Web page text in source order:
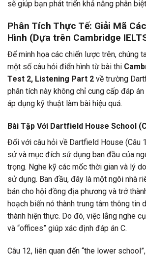
sẽ giúp bạn phát triển khả năng phân
Phân Tích Thực Tế: Giải Mã
Hình (Dựa trên Cambridge
Để minh họa các chiến lược trên, chúng
một số câu hỏi điển hình từ bài thi
Test 2, Listening Part 2 về trường
phân tích này không chỉ cung cấp đáp
áp dụng kỹ thuật làm bài hiệu quả.
Bài Tập Với Dartfield House School
Đối với câu hỏi về Dartfield House (Câu
sử và mục đích sử dụng ban đầu của
trọng. Nghe kỹ các mốc thời gian và lý
sử dụng. Ban đầu, đây là một ngôi nhà
bán cho hội đồng địa phương và trở
hoạch biến nó thành trung tâm thông tin
thành hiện thực. Do đó, việc lắng nghe
và “offices” giúp xác định đáp án C.
Câu 12, liên quan đến “the lower